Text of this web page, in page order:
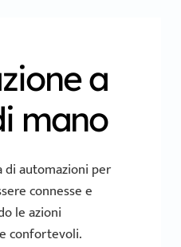
a
mano
di automazioni per
connesse e
le azioni
confortevoli.